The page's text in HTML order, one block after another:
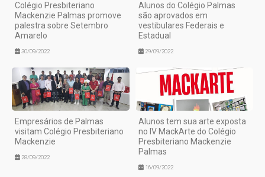
Colégio Presbiteriano
Mackenzie Palmas promove
palestra sobre Setembro
Amarelo
30/09/2022
Alunos do Colégio Palmas
são aprovados em
vestibulares Federais e
Estadual
29/09/2022
Empresários de Palmas
visitam Colégio Presbiteriano
Mackenzie
28/09/2022
Alunos tem sua arte exposta
no IV MackArte do Colégio
Presbiteriano Mackenzie
Palmas
16/09/2022